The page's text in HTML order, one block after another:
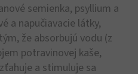
semienka, psyllium a
a napučiavacie látky,
že absorbujú vodu (z
potravinovej kaše,
a stimuluje sa